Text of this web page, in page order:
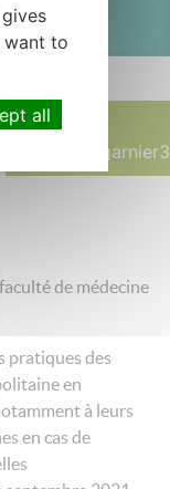
de médecine
pratiques des
en
à leurs
en cas de
to
all